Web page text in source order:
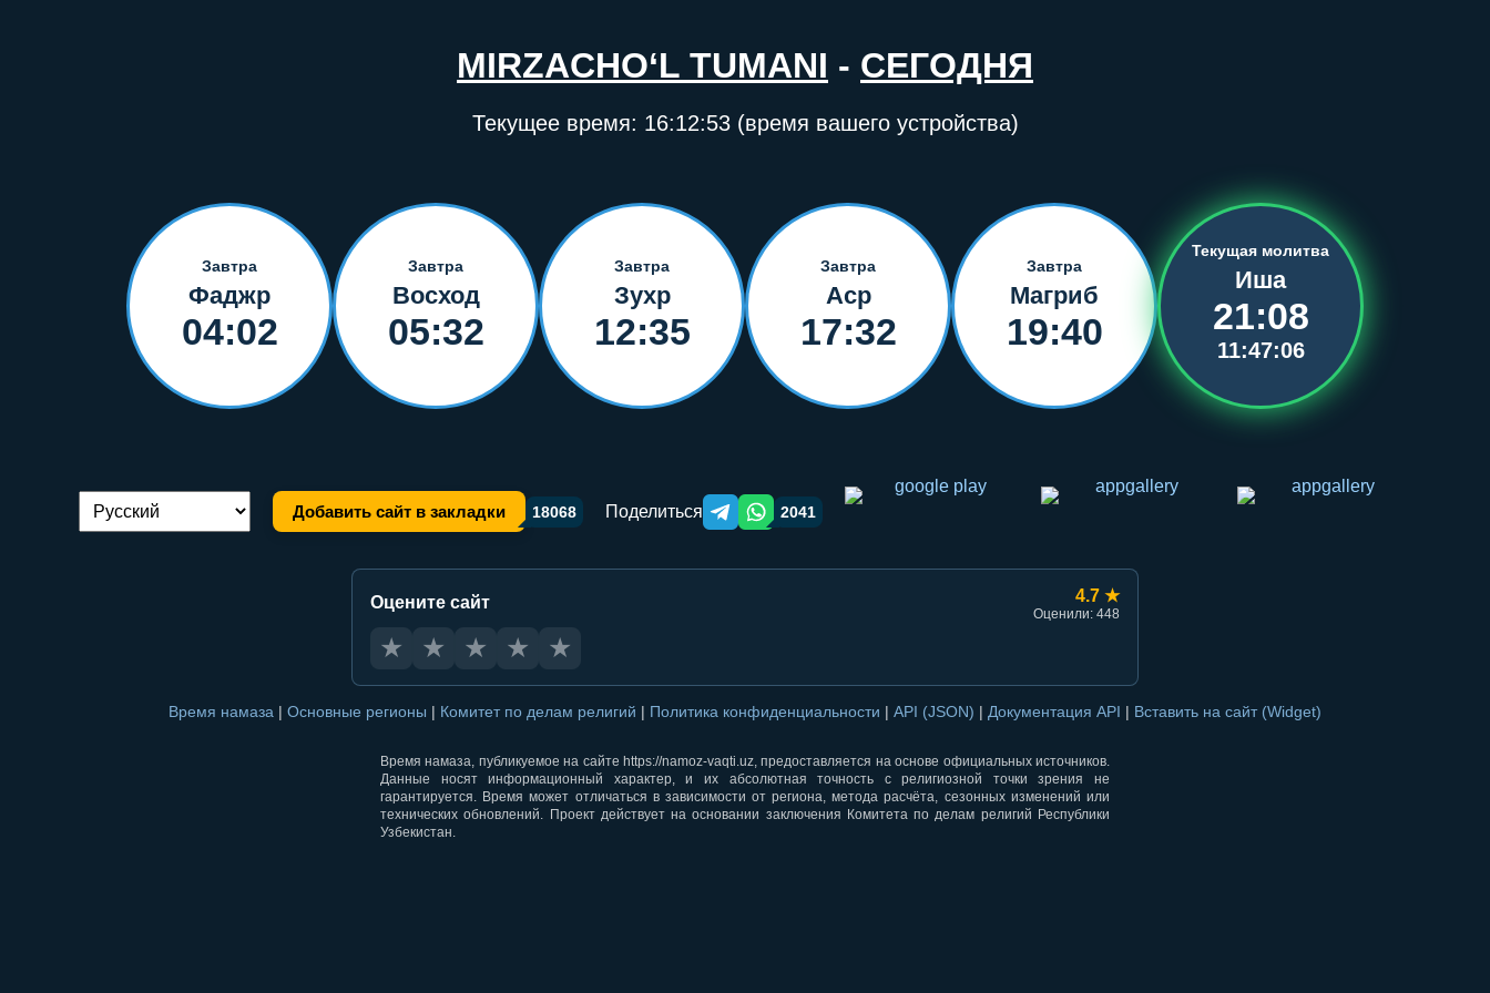
MIRZACHO‘L TUMANI - СЕГОДНЯ
Текущее время: 16:12:54(время вашего устройства)
Завтра
Фаджр
04:02
Завтра
Восход
05:32
Завтра
Зухр
12:35
Завтра
Аср
17:32
Завтра
Магриб
19:40
Текущая молитва
Иша
21:08
11:47:05
Переключение языка: Добавить сайт в закладки 18068 Поделиться Telegram orqali ulashish
WhatsApp orqali ulashish
2041
Оцените сайт 4.7 ★
Оценили: 448
★ ★ ★ ★ ★
Время намаза | Основные регионы | Комитет по делам религий | Политика конфиденциальности | API (JSON) | Документация API | Вставить на сайт (Widget)
Время намаза, публикуемое на сайте https://namoz-vaqti.uz, предоставляется на основе официальных источников.
Данные носят информационный характер, и их абсолютная точность с религиозной точки зрения не
гарантируется. Время может отличаться в зависимости от региона, метода расчёта, сезонных изменений или
технических обновлений. Проект действует на основании заключения Комитета по делам религий Республики
Узбекистан.